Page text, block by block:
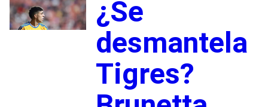
¿Se
desmantela
Tigres?